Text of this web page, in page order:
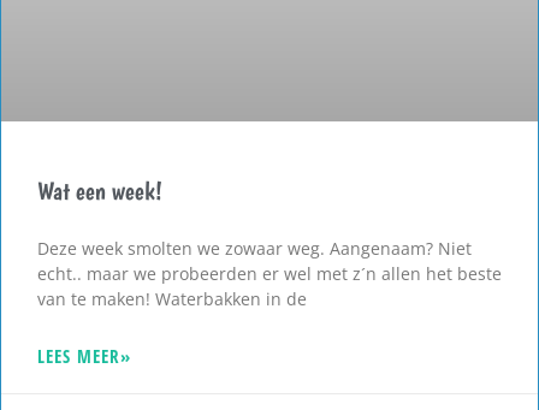
Wat een week!
Deze week smolten we zowaar weg. Aangenaam? Niet
echt.. maar we probeerden er wel met z´n allen het beste
van te maken! Waterbakken in de
LEES MEER»